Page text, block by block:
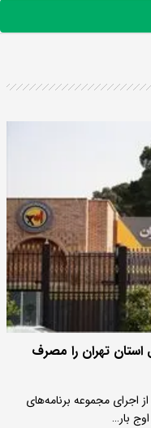
حدود ۵۰ درصد برق استان تهران را مصرف
اجرای مجموعه برنامه‌های